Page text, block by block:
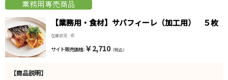
【業務用・食材】サバフィーレ（加工用） ５枚
在庫状況 : 45
サイト販売価格 : ￥2,710（税込）
【商品説明】